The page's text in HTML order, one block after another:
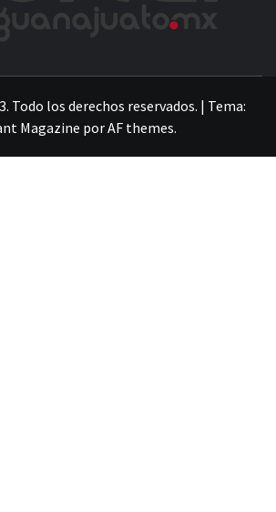
Todo los derechos reservados. | Tema:
Magazine porAF themes.